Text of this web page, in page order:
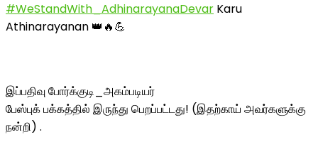
#WeStandWith_AdhinarayanaDevar Karu
Athinarayanan 👑🔥💪
இப்பதிவு போர்க்குடி_அகம்படியர்
பேஸ்புக் பக்கத்தில் இருந்து பெறப்பட்டது! (இதற்காய் அவர்களுக்கு
நன்றி) .